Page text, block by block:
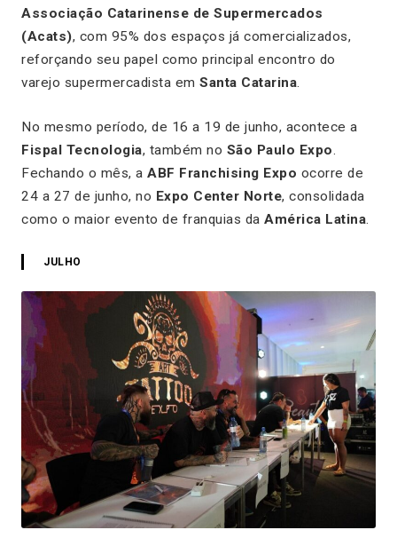
Associação Catarinense de Supermercados
(Acats), com 95% dos espaços já comercializados,
reforçando seu papel como principal encontro do
varejo supermercadista em Santa Catarina.
No mesmo período, de 16 a 19 de junho, acontece a
Fispal Tecnologia, também no São Paulo Expo.
Fechando o mês, a ABF Franchising Expo ocorre de
24 a 27 de junho, no Expo Center Norte, consolidada
como o maior evento de franquias da América Latina.
JULHO